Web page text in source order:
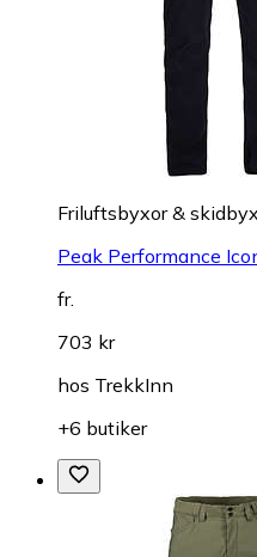
Friluftsbyxor &
Peak Performance
fr.
703 kr
hos TrekkInn
+6 butiker